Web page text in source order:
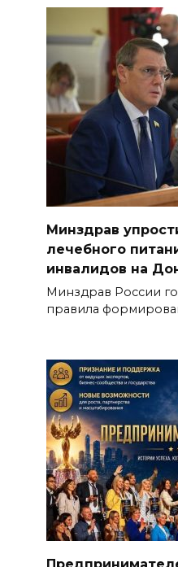
Минздрав
лечебного
инвалидов на
Минздрав России
правила